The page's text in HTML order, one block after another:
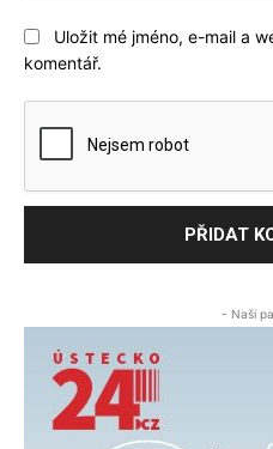
Uložit mé jméno, e-mail a
komentář.
- Naši